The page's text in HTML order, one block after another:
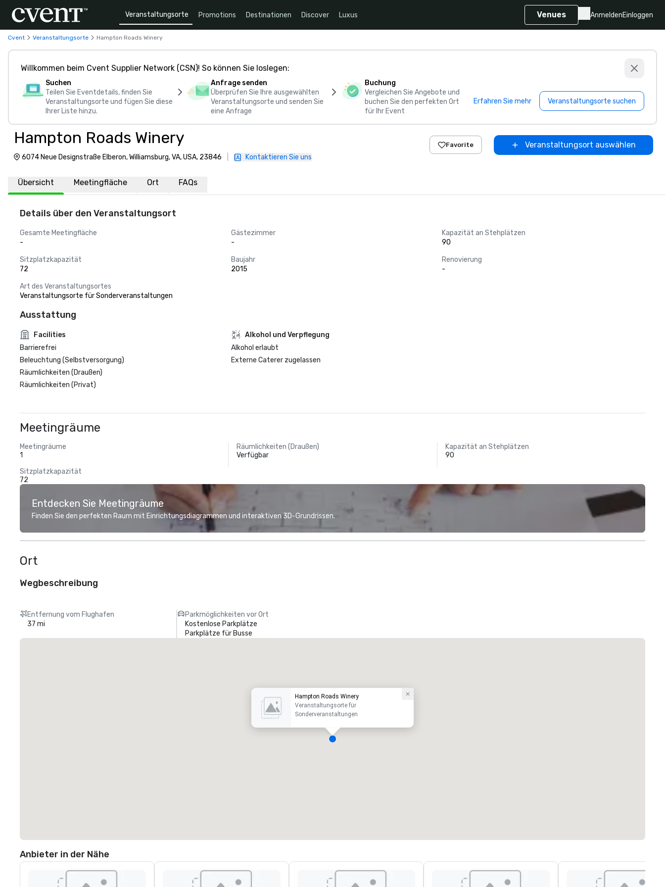
Veranstaltungsorte Promotions Destinationen Discover Luxus Venues AnmeldenEinloggen
Cvent Veranstaltungsorte Hampton Roads Winery
Willkommen beim Cvent Supplier Network (CSN)! So können Sie loslegen:
Suchen
Teilen Sie Eventdetails, finden Sie
Veranstaltungsorte und fügen Sie diese
Ihrer Liste hinzu.
Anfrage senden
Überprüfen Sie Ihre ausgewählten
Veranstaltungsorte und senden Sie
eine Anfrage
Buchung
Vergleichen Sie Angebote und
buchen Sie den perfekten Ort
für Ihr Event
Erfahren Sie mehr Veranstaltungsorte suchen
Hampton Roads Winery
6074 Neue Designstraße Elberon, Williamsburg, VA, USA, 23846 Kontaktieren Sie uns
Favorite Veranstaltungsort auswählen
Übersicht Meetingfläche Ort FAQs
Details über den Veranstaltungsort
Gesamte Meetingfläche
-
Gästezimmer
-
Kapazität an Stehplätzen
90
Sitzplatzkapazität
72
Baujahr
2015
Renovierung
-
Art des Veranstaltungsortes
Veranstaltungsorte für Sonderveranstaltungen
Ausstattung
Facilities
Barrierefrei
Beleuchtung (Selbstversorgung)
Räumlichkeiten (Draußen)
Räumlichkeiten (Privat)
‪Alkohol‬ und Verpflegung
‪Alkohol‬ erlaubt
Externe Caterer zugelassen
Meetingräume
Meetingräume
1
Räumlichkeiten (Draußen)
Verfügbar
Kapazität an Stehplätzen
90
Sitzplatzkapazität
72
Entdecken Sie Meetingräume
Finden Sie den perfekten Raum mit Einrichtungsdiagrammen und interaktiven 3D-Grundrissen.
Ort
Wegbeschreibung
Entfernung vom Flughafen
37 mi
Parkmöglichkeiten vor Ort
Kostenlose Parkplätze
Parkplätze für Busse
Hampton Roads Winery
Veranstaltungsorte für
Sonderveranstaltungen
Anbieter in der Nähe